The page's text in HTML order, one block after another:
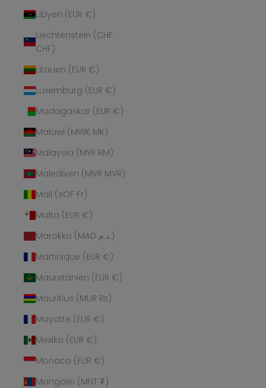
Libyen (EUR €)
Liechtenstein (CHF
CHF)
Litauen (EUR €)
Luxemburg (EUR €)
Madagaskar (EUR €)
Malawi (MWK MK)
Malaysia (MYR RM)
Malediven (MVR MVR)
Mali (XOF Fr)
Malta (EUR €)
Marokko (MAD د.م.)
Martinique (EUR €)
Mauretanien (EUR €)
Mauritius (MUR ₨)
Mayotte (EUR €)
Mexiko (EUR €)
Monaco (EUR €)
Mongolei (MNT ₮)